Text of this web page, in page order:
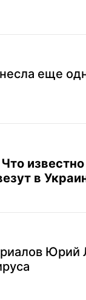
еще
в
Юрий